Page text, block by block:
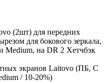
(2шт) для передних
для бокового зеркала,
Medium, на DR 2 Хетчбэк
экранов Laitovo (ПБ, С
/ 10-20%)